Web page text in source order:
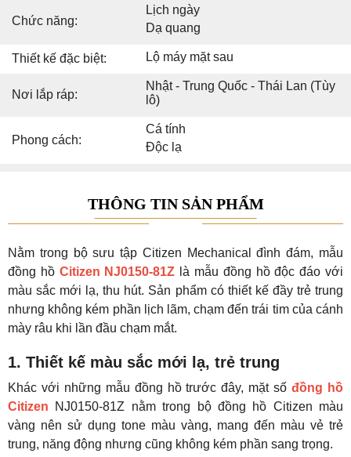
Chức năng:
Lịch ngày
Dạ quang
Thiết kế đặc biệt: Lộ máy mặt sau
Nơi lắp ráp:
Nhật - Trung Quốc - Thái Lan (Tùy
lô)
Phong cách:
Cá tính
Độc lạ
THÔNG TIN SẢN PHẨM
Nằm trong bộ sưu tập Citizen Mechanical đình đám, mẫu
đồng hồ Citizen NJ0150-81Z là mẫu đồng hồ độc đáo với
màu sắc mới lạ, thu hút. Sản phẩm có thiết kế đầy trẻ trung
nhưng không kém phần lịch lãm, chạm đến trái tim của cánh
mày râu khi lần đầu chạm mắt.
1. Thiết kế màu sắc mới lạ, trẻ trung
Khác với những mẫu đồng hồ trước đây, mặt sốđồng hồ
Citizen NJ0150-81Z nằm trong bộ đồng hồ Citizen màu
vàng nên sử dụng tone màu vàng, mang đến màu vẻ trẻ
trung, năng động nhưng cũng không kém phần sang trọng.